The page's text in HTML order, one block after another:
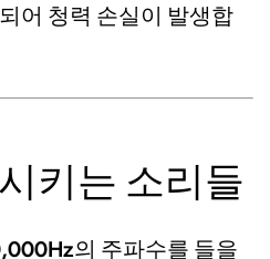
어 청력 손실이 발생합
키는 소리들
의 주파수를 들을